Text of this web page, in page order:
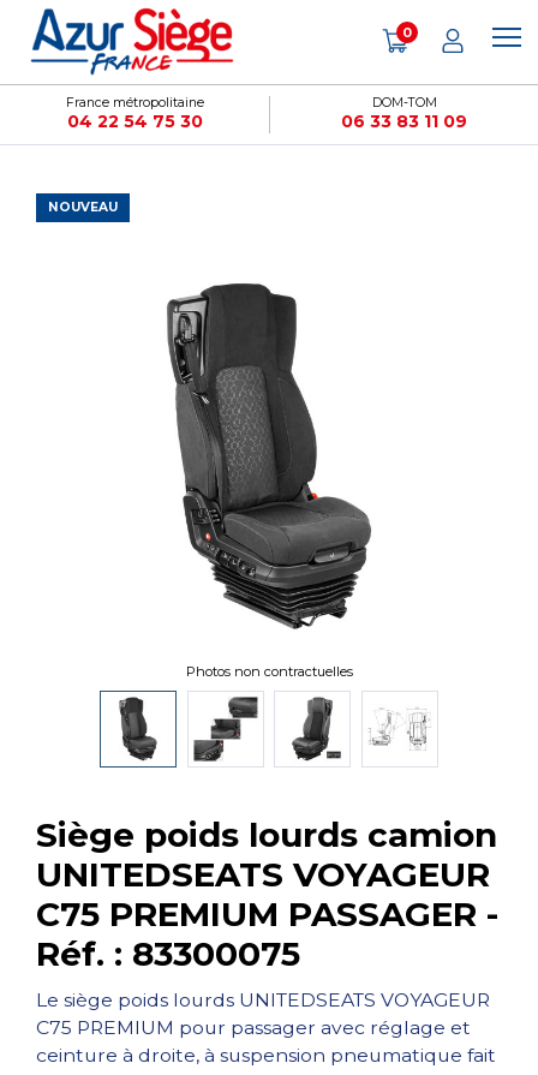
France métropolitaine
04 22 54 75 30
DOM-TOM
06 33 83 11 09
0
NOUVEAU
Siège poids lourds camion
UNITEDSEATS VOYAGEUR
C75 PREMIUM PASSAGER -
Réf. : 83300075
Le siège poids lourds UNITEDSEATS VOYAGEUR
C75 PREMIUM pour passager avec réglage et
ceinture à droite, à suspension pneumatique fait
Photos non contractuelles
Panneau de gestion des cookies